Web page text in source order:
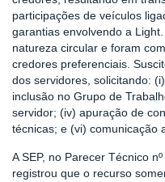
participações de veículos
garantias envolvendo a
natureza circular e foram
credores preferenciais.
dos servidores, solicitando:
inclusão no Grupo de
servidor; (iv) apuração de
técnicas; e (vi) comunicação
A SEP, no Parecer Técnico
registrou que o recurso